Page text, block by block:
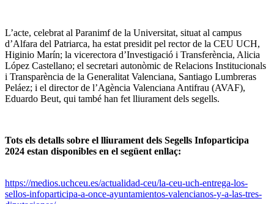
L’acte, celebrat al Paranimf de la Universitat, situat al campus
d’Alfara del Patriarca, ha estat presidit pel rector de la CEU UCH,
Higinio Marín; la vicerectora d’Investigació i Transferència, Alicia
López Castellano; el secretari autonòmic de Relacions Institucionals
i Transparència de la Generalitat Valenciana, Santiago Lumbreras
Peláez; i el director de l’Agència Valenciana Antifrau (AVAF),
Eduardo Beut, qui també han fet lliurament dels segells.
Tots els detalls sobre el lliurament dels Segells Infoparticipa
2024 estan disponibles en el següent enllaç:
https://medios.uchceu.es/actualidad-ceu/la-ceu-uch-entrega-los-
sellos-infoparticipa-a-once-ayuntamientos-valencianos-y-a-las-tres-